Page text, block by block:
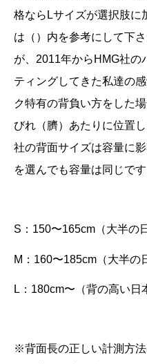
格ならLサイズが選択肢に
は（）内を参考にして下さ
が、 2011年から HMG社の
ティングしてきた私達の
ク特有の背負い方をした場
びれ（臍）あたりに位置
社の背面サイズは容量に
を選んでも容量は同じです
S：150〜165cm （大半の
M：160〜185cm （大半の
L：180cm〜（背の高い 日
※背面長の正しい計測方